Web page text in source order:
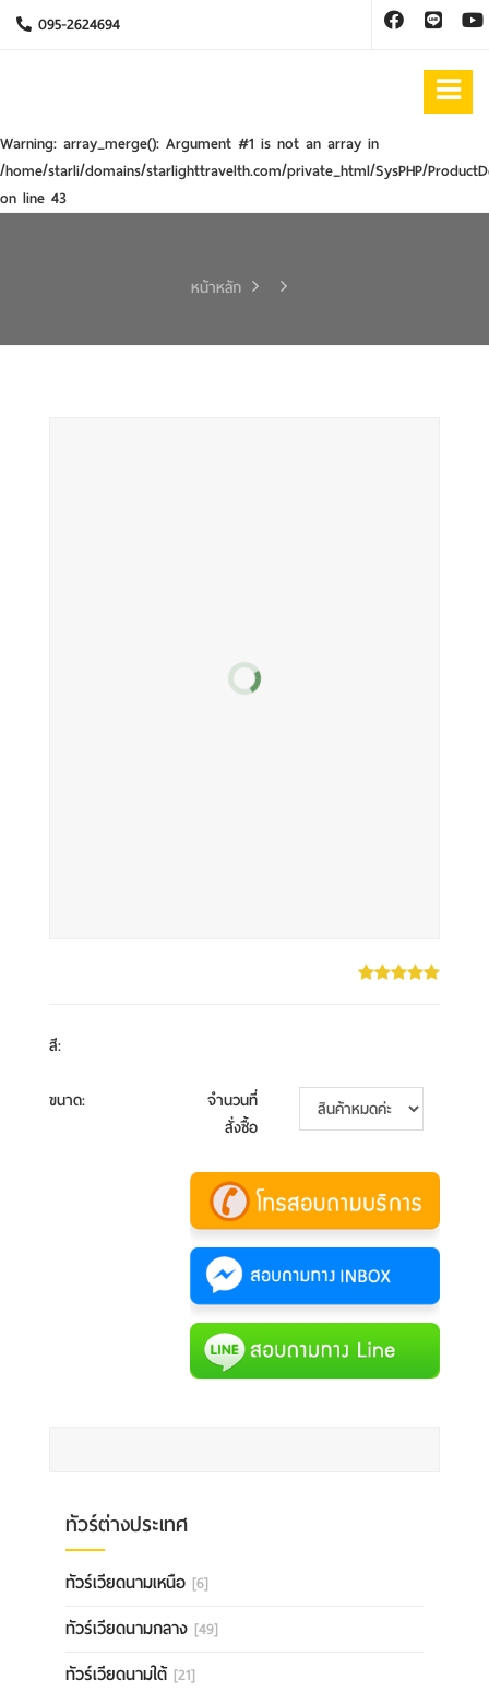
095-2624694
Warning: array_merge(): Argument #1 is not an array in
/home/starli/domains/starlighttravelth.com/private_html/SysPHP/
on line 43
หน้าหลัก
สี:
ขนาด:
จำนวนที่
สั่งซื้อ
ทัวร์ต่างประเทศ
ทัวร์เวียดนามเหนือ [6]
ทัวร์เวียดนามกลาง [49]
ทัวร์เวียดนามใต้ [21]